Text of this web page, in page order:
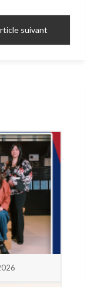
suivant